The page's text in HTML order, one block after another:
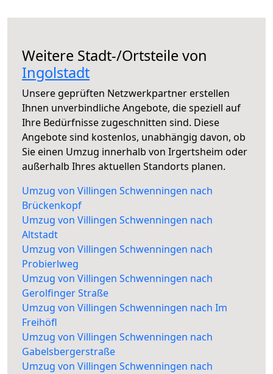
Weitere Stadt-/Ortsteile von
Ingolstadt
Unsere geprüften Netzwerkpartner erstellen
Ihnen unverbindliche Angebote, die speziell auf
Ihre Bedürfnisse zugeschnitten sind. Diese
Angebote sind kostenlos, unabhängig davon, ob
Sie einen Umzug innerhalb von Irgertsheim oder
außerhalb Ihres aktuellen Standorts planen.
Umzug von Villingen Schwenningen nach
Brückenkopf
Umzug von Villingen Schwenningen nach
Altstadt
Umzug von Villingen Schwenningen nach
Probierlweg
Umzug von Villingen Schwenningen nach
Gerolfinger Straße
Umzug von Villingen Schwenningen nach Im
Freihöfl
Umzug von Villingen Schwenningen nach
Gabelsbergerstraße
Umzug von Villingen Schwenningen nach